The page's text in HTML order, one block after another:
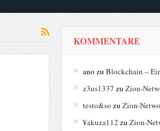
KOMMENTARE
ano zu Blockchain –
z3us1337 zu Zion-
testo&so zu Zion-
¥akuza112 zu Zion-